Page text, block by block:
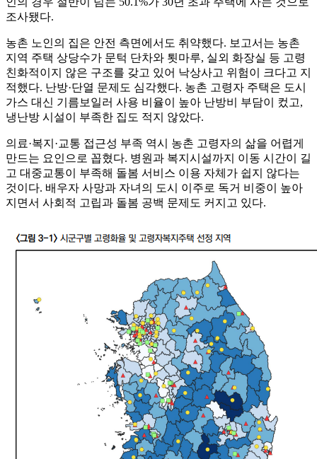
조사됐다.
농촌 노인의 집은 안전 측면에서도 취약했다. 보고서는 농촌
지역 주택 상당수가 문턱 단차와 툇마루, 실외 화장실 등 고령
친화적이지 않은 구조를 갖고 있어 낙상사고 위험이 크다고 지
적했다. 난방·단열 문제도 심각했다. 농촌 고령자 주택은 도시
가스 대신 기름보일러 사용 비율이 높아 난방비 부담이 컸고,
냉난방 시설이 부족한 집도 적지 않았다.
의료·복지·교통 접근성 부족 역시 농촌 고령자의 삶을 어렵게
만드는 요인으로 꼽혔다. 병원과 복지시설까지 이동 시간이 길
고 대중교통이 부족해 돌봄 서비스 이용 자체가 쉽지 않다는
것이다. 배우자 사망과 자녀의 도시 이주로 독거 비중이 높아
지면서 사회적 고립과 돌봄 공백 문제도 커지고 있다.